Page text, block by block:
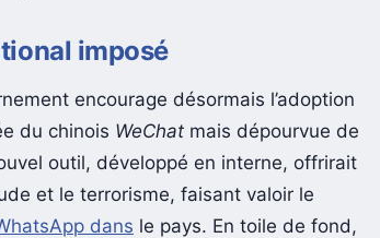
imposé
encourage désormais l’adoption
du chinois WeChat mais dépourvue de
outil, développé en interne, offrirait
et le terrorisme, faisant valoir le
dans le pays. En toile de fond,